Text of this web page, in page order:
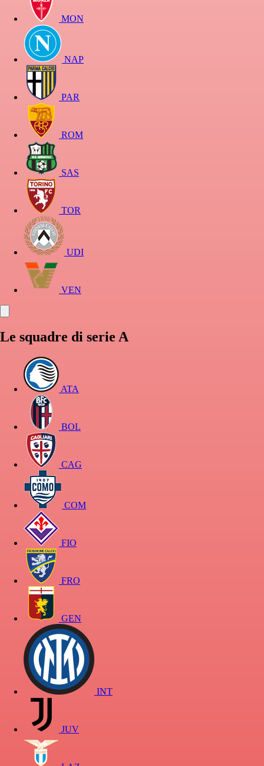
MON
NAP
PAR
ROM
SAS
TOR
UDI
VEN
Le squadre di serie A
ATA
BOL
CAG
COM
FIO
FRO
GEN
INT
JUV